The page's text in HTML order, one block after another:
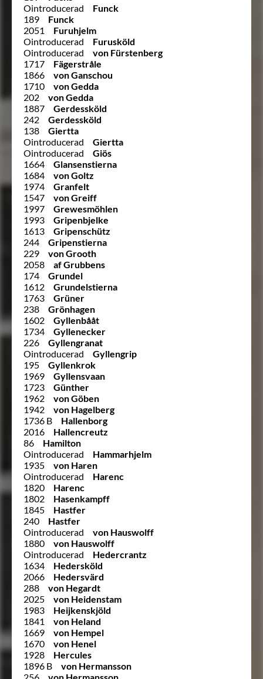
Ointroducerad
Funck
189
Funck
2051
Furuhjelm
Ointroducerad
Furusköld
Ointroducerad
von Fürstenberg
1717
Fägerstråle
1866
von Ganschou
1710
von Gedda
202
von Gedda
1887
Gerdessköld
242
Gerdessköld
138
Giertta
Ointroducerad
Giertta
Ointroducerad
Giös
1664
Glansenstierna
1684
von Goltz
1974
Granfelt
1547
von Greiff
1997
Grewesmöhlen
1993
Gripenbjelke
1613
Gripenschütz
244
Gripenstierna
229
von Grooth
2058
af Grubbens
174
Grundel
1612
Grundelstierna
1763
Grüner
238
Grönhagen
1602
Gyllenbååt
1734
Gyllenecker
226
Gyllengranat
Ointroducerad
Gyllengrip
195
Gyllenkrok
1969
Gyllensvaan
1723
Günther
1962
von Göben
1942
von Hagelberg
1736 B
Hallenborg
2016
Hallencreutz
86
Hamilton
Ointroducerad
Hammarhjelm
1935
von Haren
Ointroducerad
Harenc
1820
Harenc
1802
Hasenkampff
1845
Hastfer
240
Hastfer
Ointroducerad
von Hauswolff
1880
von Hauswolff
Ointroducerad
Hedercrantz
1634
Hedersköld
2066
Hedersvärd
288
von Hegardt
2025
von Heidenstam
1983
Heijkenskjöld
1841
von Heland
1669
von Hempel
1670
von Henel
1928
Hercules
1896 B
von Hermansson